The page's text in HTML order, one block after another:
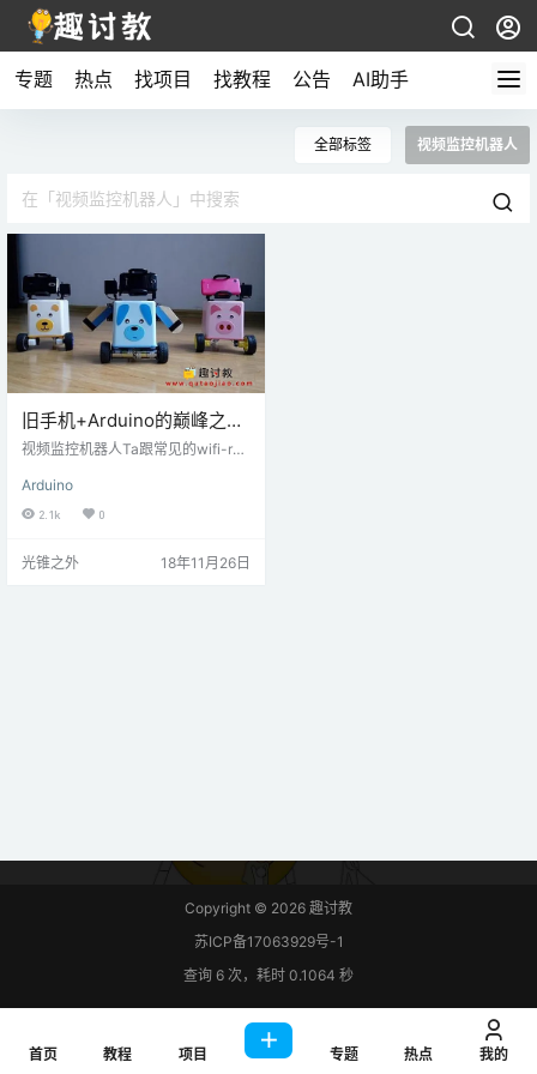
专题 热点 找项目 找教程 公告 AI助手
全部标签 视频监控机器人
旧手机+Arduino的巅峰之作
—视频监控机器人 ，异地远
视频监控机器人Ta跟常见的wifi-rob
OpenWRT路由器板子和USB摄像
头，而视频监控机器人采用闲置的
通过充分利用安卓手机的强大计算
Arduino
2.1k 0
光锥之外 18年11月26日
Copyright © 2026 趣讨教
苏ICP备17063929号-1
查询 6 次，耗时 0.1064 秒
首页 教程 项目 专题 热点 我的